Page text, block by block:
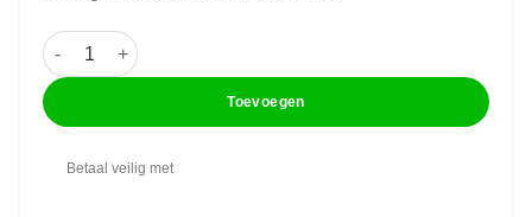
Matrix - A7x Ascent Trainer - Crossfit aantal
Toevoegen
Betaal veilig met